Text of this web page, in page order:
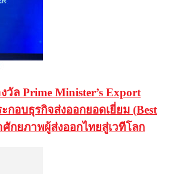
วัล Prime Minister’s Export
กอบธุรกิจส่งออกยอดเยี่ยม (Best
กยภาพผู้ส่งออกไทยสู่เวทีโลก